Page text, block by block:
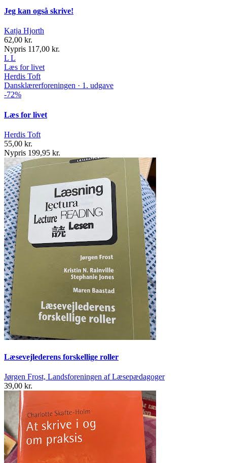
Jeg kan også skrive!
Katja Hjorth
62,00 kr.
Nypris 117,00 kr.
L L
Læs for livet
Herdis Toft
Dansklærerforeningen · 1. udgave
-72%
Læs for livet
Herdis Toft
55,00 kr.
Nypris 199,95 kr.
Læsevejlederens forskellige roller
Jørgen Frost, Landsforeningen af Læsepædagoger
39,00 kr.